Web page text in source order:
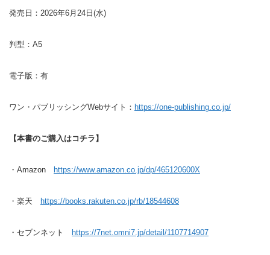
発売日：2026年6月24日(水)
判型：A5
電子版：有
ワン・パブリッシングWebサイト： https://one-publishing.co.jp/
【本書のご購入はコチラ】
・Amazon https://www.amazon.co.jp/dp/465120600X
・楽天 https://books.rakuten.co.jp/rb/18544608
・セブンネット https://7net.omni7.jp/detail/1107714907